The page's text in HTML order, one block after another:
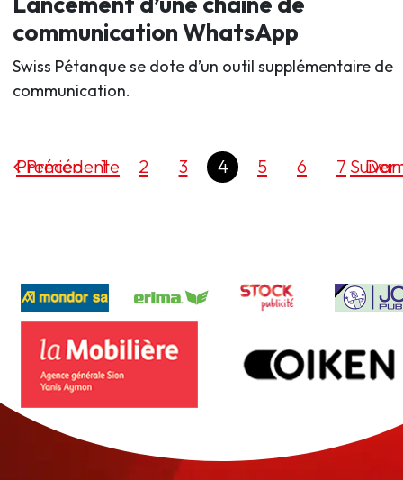
communication WhatsApp
Swiss Pétanque se dote d’un outil supplémentaire de
communication.
Précédente
Premier 1 2 3 4 5 6 7